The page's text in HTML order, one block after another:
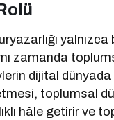
yalnızca
zamanda
dijital dünyada
toplumsal
hâle getirir ve